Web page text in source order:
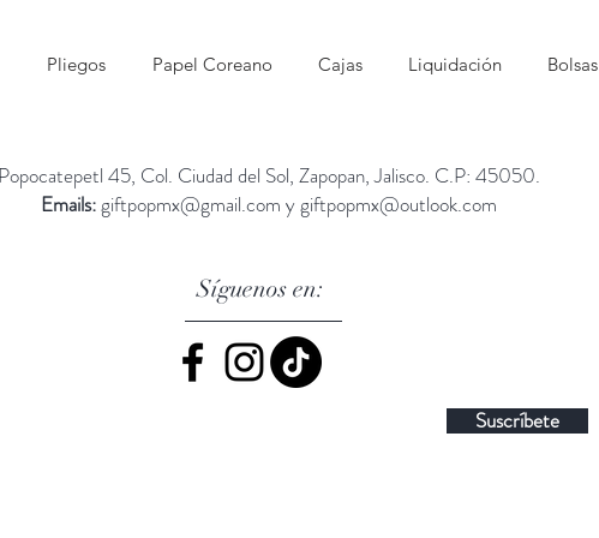
Pliegos Papel Coreano Cajas Liquidación Bolsas
45, Col. Ciudad del Sol, Zapopan, Jalisco. C.P: 45050.
Emails:giftpopmx@gmail.com ygiftpopmx@outlook.com
Síguenos en:
Suscríbete